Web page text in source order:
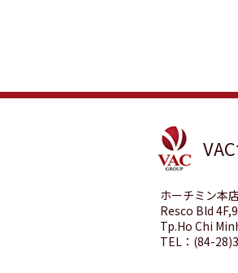
ホーチミン本
Resco Bld
Tp.Ho Chi
TEL：(84-